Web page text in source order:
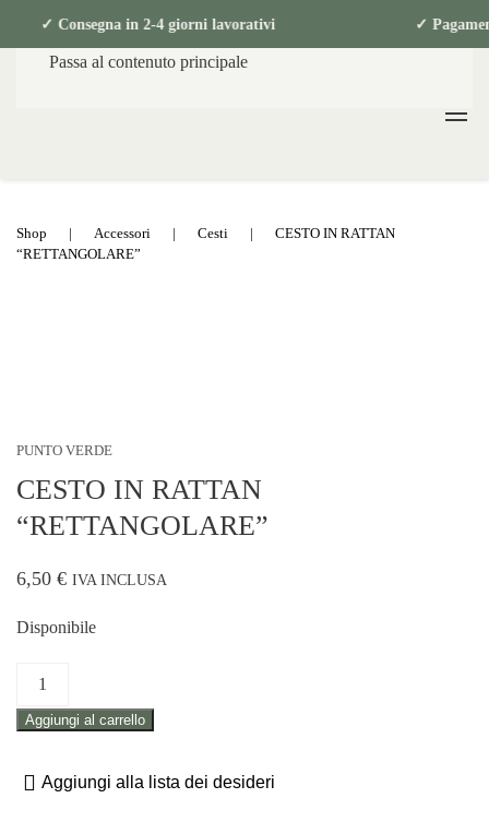
✓ Consegna in 2-4 giorni lavorativi ✓
Passa al contenuto principale
Shop Accessori Cesti
CESTO IN RATTAN
“RETTANGOLARE”
PUNTO VERDE
CESTO IN RATTAN
“RETTANGOLARE”
6,50 € IVA INCLUSA
Disponibile
CESTO
RATTAN
quantità
Aggiungi al carrello
Aggiungi alla lista dei desideri